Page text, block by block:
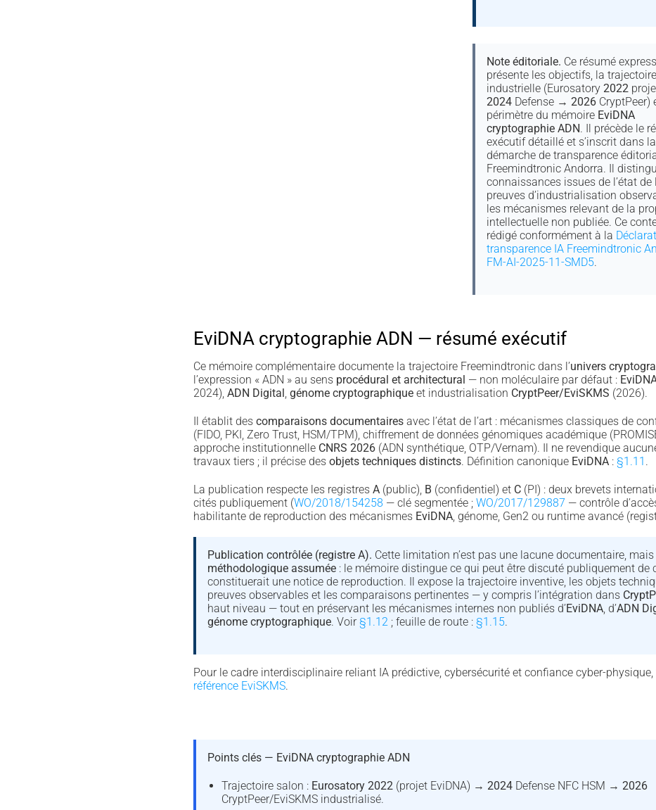
Note éditoriale. Ce résumé express
présente les objectifs, la trajectoire
industrielle (Eurosatory 2022
2024 Defense → 2026 CryptPeer)
périmètre du mémoire EviDNA
cryptographie ADN. Il précède le
exécutif détaillé et s’inscrit dans la
démarche de transparence
Freemindtronic Andorra. Il
connaissances issues de l’état de
preuves d’industrialisation
les mécanismes relevant de la
intellectuelle non publiée. Ce
rédigé conformément à la
transparence IA Freemindtronic
FM-AI-2025-11-SMD5.
EviDNA cryptographie ADN — résumé exécutif
Ce mémoire complémentaire documente la trajectoire Freemindtronic dans l’univers
l’expression « ADN » au sens procédural et architectural — non moléculaire par défaut :
2024), ADN Digital, génome cryptographiqueet industrialisation CryptPeer/EviSKMS (2026).
Il établit des comparaisons documentairesavec l’état de l’art : mécanismes classiques de
(FIDO, PKI, Zero Trust, HSM/TPM), chiffrement de données génomiques académique
approche institutionnelle CNRS 2026(ADN synthétique, OTP/Vernam). Il ne revendique
travaux tiers ; il précise des objets techniques distincts. Définition canonique EviDNA: §1.11 .
La publication respecte les registres A(public), B (confidentiel) et C(PI) : deux brevets
cités publiquement (WO/2018/154258 — clé segmentée ; WO/2017/129887 — contrôle
habilitante de reproduction des mécanismes EviDNA, génome, Gen2 ou runtime avancé
Publication contrôlée (registre A). Cette limitation n’est pas une lacune documentaire,
méthodologique assumée: le mémoire distingue ce qui peut être discuté publiquement de
constituerait une notice de reproduction. Il expose la trajectoire inventive, les objets
preuves observables et les comparaisons pertinentes — y compris l’intégration dans
haut niveau — tout en préservant les mécanismes internes non publiés d’EviDNA, d’ADN
génome cryptographique. Voir §1.12; feuille de route : §1.15.
Pour le cadre interdisciplinaire reliant IA prédictive, cybersécurité et confiance cyber-physique,
référence EviSKMS.
Points clés — EviDNA cryptographie ADN
Trajectoire salon : Eurosatory 2022 (projet EviDNA) →2024 Defense NFC HSM →2026
CryptPeer/EviSKMS industrialisé.